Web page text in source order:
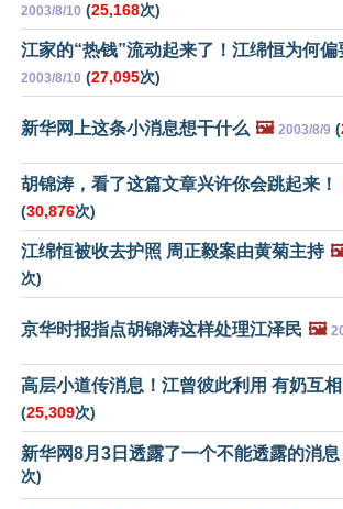
2003/8/10 (25,168次)
江家的“热钱”流动起来了！江绵恒为何
2003/8/10 (27,095次)
新华网上这条小消息想干什么 🖼️ 2003/8/9 (
胡锦涛，看了这篇文章兴许你会跳起来！
(30,876次)
江绵恒被收去护照 周正毅案由黄菊主持
次)
京华时报指点胡锦涛这样处理江泽民 🖼️
高层小道传消息！江曾彼此利用 有奶互
(25,309次)
新华网8月3日透露了一个不能透露的消息
次)